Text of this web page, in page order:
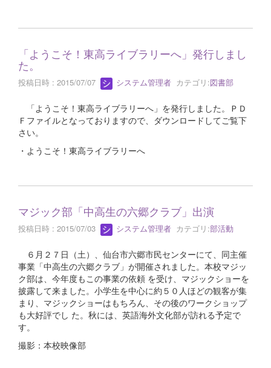
「ようこそ！東高ライブラリーへ」発行しまし
た。
投稿日時 : 2015/07/07 システム管理者 カテゴリ:図書部
「ようこそ！東高ライブラリーへ」を発行しました。ＰＤ
Ｆファイルとなっておりますので、ダウンロードしてご覧下
さい。
・ようこそ！東高ライブラリーへ
マジック部「中高生の六郷クラブ」出演
投稿日時 : 2015/07/03 システム管理者 カテゴリ:部活動
６月２７日（土）、仙台市六郷市民センターにて、同主催
事業「中高生の六郷クラブ」が開催されました。本校マジッ
ク部は、今年度もこの事業の依頼 を受け、マジックショーを
披露して来ました。小学生を中心に約５０人ほどの観客が集
まり、マジックショーはもちろん、その後のワークショップ
も大好評でし た。秋には、英語海外文化部が訪れる予定で
す。
撮影：本校映像部